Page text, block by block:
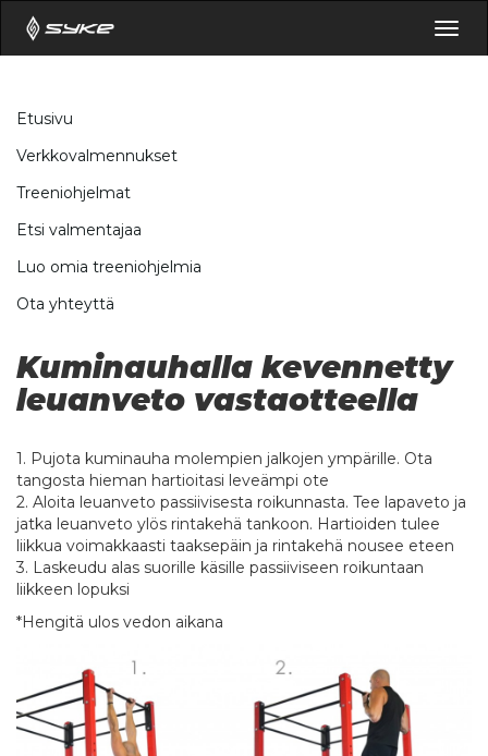
Etusivu
Verkkovalmennukset
Treeniohjelmat
Etsi valmentajaa
Luo omia treeniohjelmia
Ota yhteyttä
Kuminauhalla kevennetty
leuanveto vastaotteella
1. Pujota kuminauha molempien jalkojen ympärille. Ota
tangosta hieman hartioitasi leveämpi ote
2. Aloita leuanveto passiivisesta roikunnasta. Tee lapaveto ja
jatka leuanveto ylös rintakehä tankoon. Hartioiden tulee
liikkua voimakkaasti taaksepäin ja rintakehä nousee eteen
3. Laskeudu alas suorille käsille passiiviseen roikuntaan
liikkeen lopuksi
*Hengitä ulos vedon aikana